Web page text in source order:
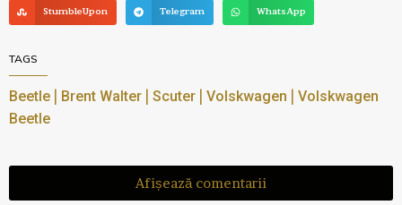
StumbleUpon Telegram WhatsApp
TAGS
Beetle Brent Walter Scuter Volskwagen
Volskwagen
Beetle
Afișează comentarii